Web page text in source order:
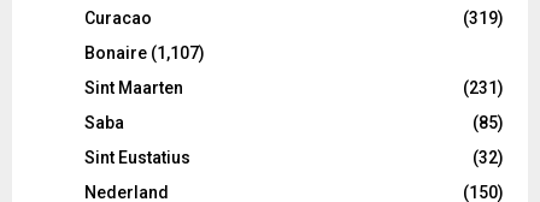
Curacao
(319)
Bonaire (1,107)
Sint Maarten
(231)
Saba
(85)
Sint Eustatius
(32)
Nederland
(150)